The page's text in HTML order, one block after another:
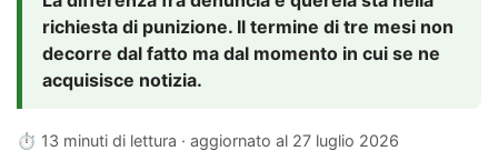
richiesta di punizione. Il termine di tre mesi non
decorre dal fatto ma dal momento in cui se ne
acquisisce notizia.
⏱ 13 minuti di lettura · aggiornato al 27 luglio 2026